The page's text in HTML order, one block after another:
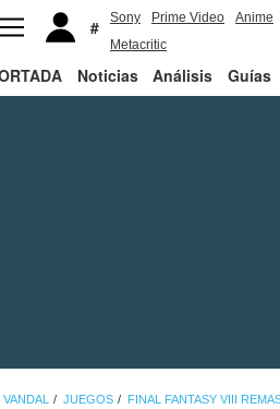
Sony Prime Video
Anime
Metacritic
Noticias Análisis Guías
VANDAL JUEGOS FINAL FANTASY VIII